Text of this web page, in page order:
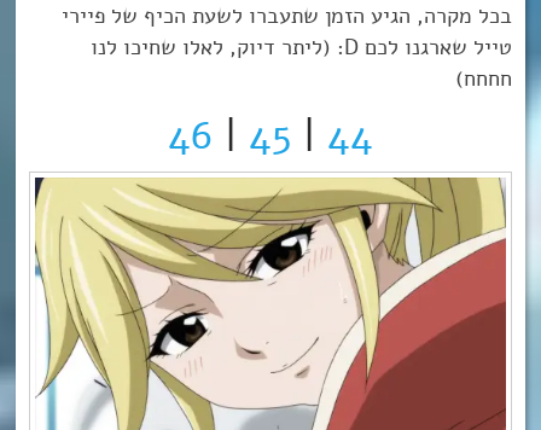
בכל מקרה, הגיע הזמן שתעברו לשעת הכיף של פיירי
טייל שארגנו לכם D: (ליתר דיוק, לאלו שחיכו לנו
חחחח)
44
|
45
|
46